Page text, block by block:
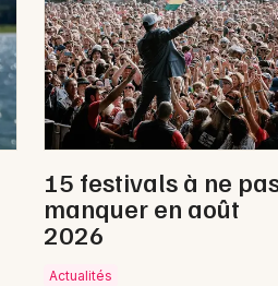
65 -
Mon
15 festivals à ne
manquer en août
2026
Actualités